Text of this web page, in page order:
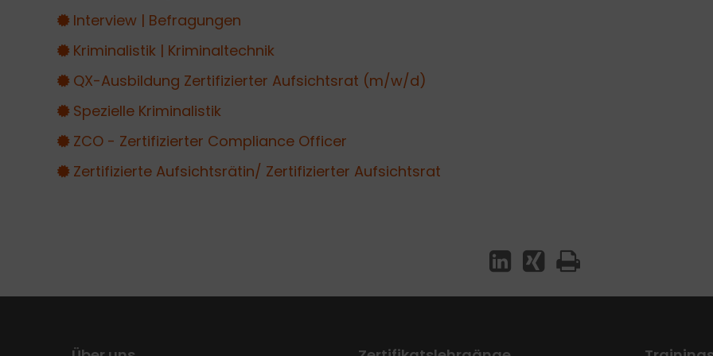
Interview | Befragungen
Kriminalistik | Kriminaltechnik
QX-Ausbildung Zertifizierter Aufsichtsrat (m/w/d)
Spezielle Kriminalistik
ZCO - Zertifizierter Compliance Officer
Zertifizierte Aufsichtsrätin/ Zertifizierter Aufsichtsrat